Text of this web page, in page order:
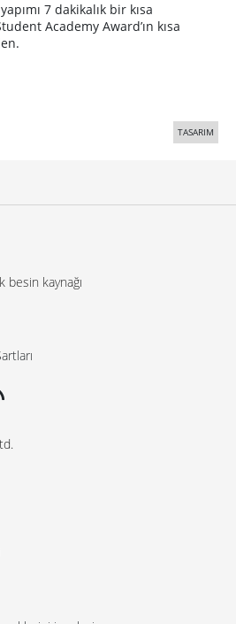
7 dakikalık bir kısa
Academy Award’ın kısa
TASARIM
besin kaynağı